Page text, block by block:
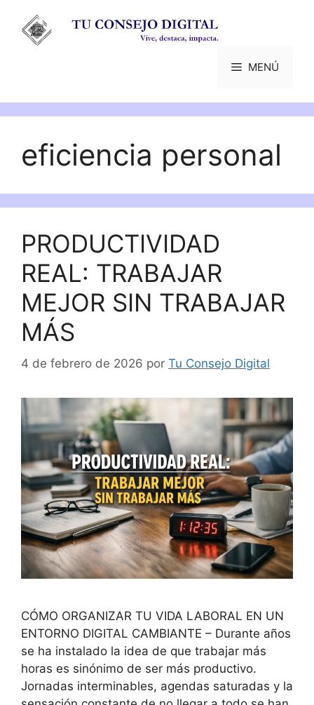
contenido
MENÚ
eficiencia personal
PRODUCTIVIDAD
REAL: TRABAJAR
MEJOR SIN TRABAJAR
MÁS
4 de febrero de 2026 por Tu Consejo Digital
CÓMO ORGANIZAR TU VIDA LABORAL EN UN
ENTORNO DIGITAL CAMBIANTE – Durante años
se ha instalado la idea de que trabajar más
horas es sinónimo de ser más productivo.
Jornadas interminables, agendas saturadas y la